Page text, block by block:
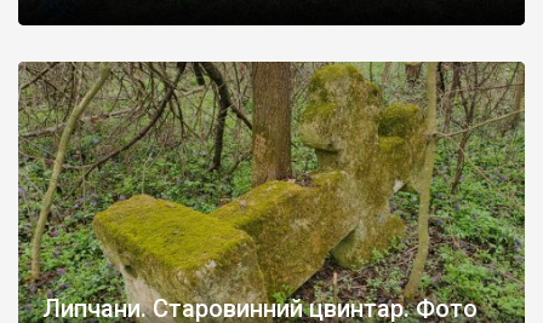
Липчани. Старовинний цвинтар. Фото